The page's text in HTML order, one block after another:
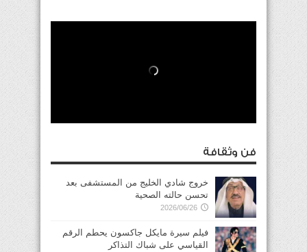
فن وثقافة
خروج شادي الخليج من المستشفى بعد
تحسن حالته الصحية
2026/06/26
فيلم سيرة مايكل جاكسون يحطم الرقم
القياسي على شباك التذاكر